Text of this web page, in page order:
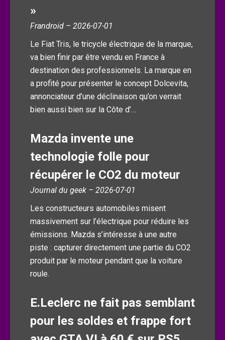
»
Frandroid – 2026-07-01
Le Fiat Tris, le tricycle électrique de la marque,
va bien finir par être vendu en France à
destination des professionnels. La marque en
a profité pour présenter le concept Dolcevita,
annonciateur d’une déclinaison qu’on verrait
bien aussi bien sur la Côte d’…
Mazda invente une
technologie folle pour
récupérer le CO2 du moteur
Journal du geek – 2026-07-01
Les constructeurs automobiles misent
massivement sur l’électrique pour réduire les
émissions. Mazda s’intéresse à une autre
piste : capturer directement une partie du CO2
produit par le moteur pendant que la voiture
roule.
E.Leclerc ne fait pas semblant
pour les soldes et frappe fort